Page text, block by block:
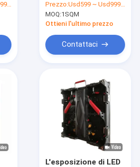
locativa
curva
di LED del pixel
)
angolo di visione di
140 gradi
Prezzo:Usd599 ~ Usd999 / Sqm ( Price is negotiable )
MOQ:1SQM
Ottieni l'ultimo prezzo
Contattaci
L'esposizione di LED